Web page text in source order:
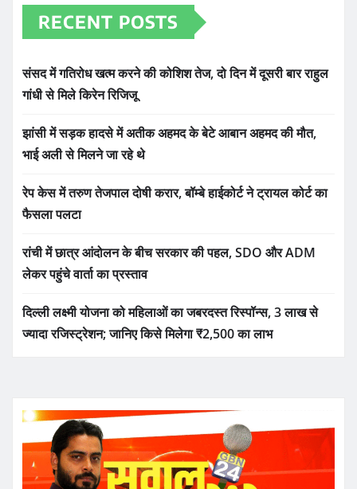
RECENT POSTS
संसद में गतिरोध खत्म करने की कोशिश तेज, दो दिन में दूसरी बार राहुल
गांधी से मिले किरेन रिजिजू
झांसी में सड़क हादसे में अतीक अहमद के बेटे आबान अहमद की मौत,
भाई अली से मिलने जा रहे थे
रेप केस में तरुण तेजपाल दोषी करार, बॉम्बे हाईकोर्ट ने ट्रायल कोर्ट का
फैसला पलटा
रांची में छात्र आंदोलन के बीच सरकार की पहल, SDO और ADM
लेकर पहुंचे वार्ता का प्रस्ताव
दिल्ली लक्ष्मी योजना को महिलाओं का जबरदस्त रिस्पॉन्स, 3 लाख से
ज्यादा रजिस्ट्रेशन; जानिए किसे मिलेगा ₹2,500 का लाभ